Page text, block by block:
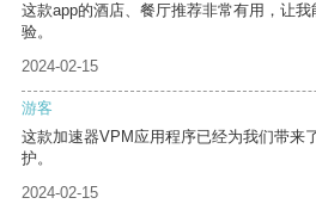
这款app的酒店、餐厅推荐非常有用，让
验。
2024-02-15
游客
这款加速器VPM应用程序已经为我们带来
护。
2024-02-15